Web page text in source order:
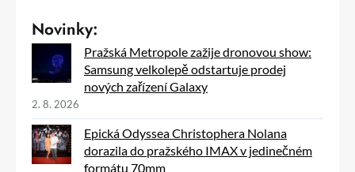
Novinky:
Pražská Metropole zažije dronovou show:
Samsung velkolepě odstartuje prodej
nových zařízení Galaxy
2. 8. 2026
Epická Odyssea Christophera Nolana
dorazila do pražského IMAX v jedinečném
formátu 70mm